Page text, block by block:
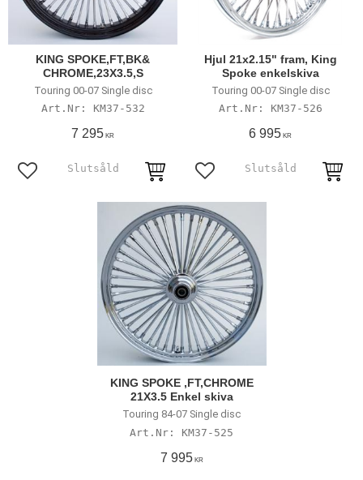
KING SPOKE,FT,BK&
CHROME,23X3.5,S
Touring 00-07 Single disc
KM37-532
7 295 KR
Lägg till i favoriter
Hjul 21x2.15" fram, King
Spoke enkelskiva
Touring 00-07 Single disc
KM37-526
6 995 KR
Lägg till i favoriter
KING SPOKE ,FT,CHROME
21X3.5 Enkel skiva
Touring 84-07 Single disc
KM37-525
7 995KR